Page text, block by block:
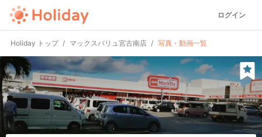
ログイン
Holiday トップ マックスバリュ宮古南店 写真・動画一覧